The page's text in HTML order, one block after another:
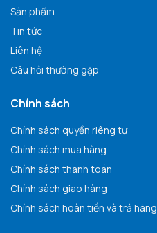
Sản phẩm
Tin tức
Liên hệ
Câu hỏi thường gặp
Chính sách
Chính sách quyền riêng tư
Chính sách mua hàng
Chính sách thanh toán
Chính sách giao hàng
Chính sách hoàn tiền và trả hàng